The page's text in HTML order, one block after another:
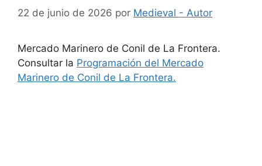
22 de junio de 2026 por Medieval - Autor
Mercado Marinero de Conil de La Frontera.
Consultar la Programación del Mercado
Marinero de Conil de La Frontera.